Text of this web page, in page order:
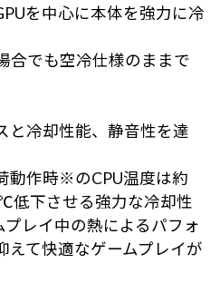
を中心に本体を強力に冷
合でも空冷仕様のままで
と冷却性能、静音性を達
動作時※のCPU温度は約
低下させる強力な冷却性
レイ中の熱によるパフォ
えて快適なゲームプレイが